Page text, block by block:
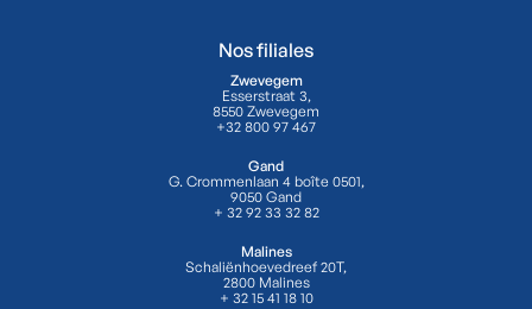
Nos filiales
Zwevegem
Esserstraat 3,
8550 Zwevegem
+32 800 97 467
Gand
G. Crommenlaan 4 boîte 0501,
9050 Gand
+ 32 92 33 32 82
Malines
Schaliënhoevedreef 20T,
2800 Malines
+ 32 15 41 18 10